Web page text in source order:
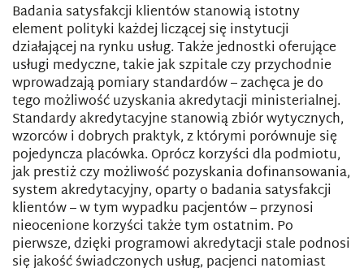
Badania satysfakcji klientów stanowią istotny
element polityki każdej liczącej się instytucji
działającej na rynku usług. Także jednostki oferujące
usługi medyczne, takie jak szpitale czy przychodnie
wprowadzają pomiary standardów – zachęca je do
tego możliwość uzyskania akredytacji ministerialnej.
Standardy akredytacyjne stanowią zbiór wytycznych,
wzorców i dobrych praktyk, z którymi porównuje się
pojedyncza placówka. Oprócz korzyści dla podmiotu,
jak prestiż czy możliwość pozyskania dofinansowania,
system akredytacyjny, oparty o badania satysfakcji
klientów – w tym wypadku pacjentów – przynosi
nieocenione korzyści także tym ostatnim. Po
pierwsze, dzięki programowi akredytacji stale podnosi
się jakość świadczonych usług, pacjenci natomiast